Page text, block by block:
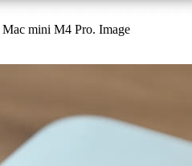
mini M4 Pro. Image